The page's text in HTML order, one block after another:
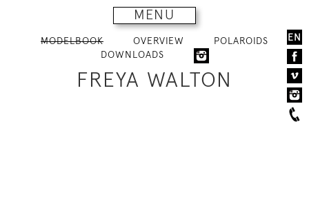
MENU
EN
MODELBOOK OVERVIEW
POLAROIDS
DOWNLOADS
FREYA WALTON